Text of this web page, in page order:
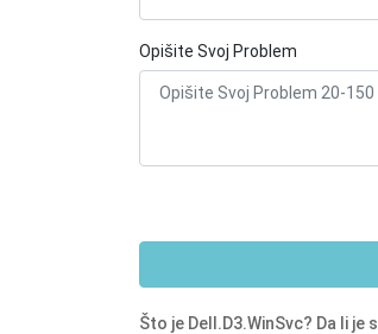
Opišite Svoj Problem
Što je Dell.D3.WinSvc? Da li je